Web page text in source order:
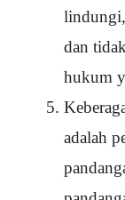
dan
hukum
adalah